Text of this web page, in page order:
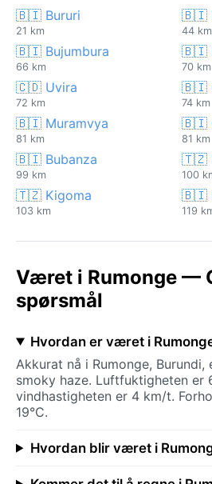
🇧🇮 Bururi
21 km
🇧🇮
44 km
🇧🇮 Bujumbura
66 km
🇧🇮
70 km
🇨🇩 Uvira
72 km
🇧🇮
74 km
🇧🇮 Muramvya
81 km
🇧🇮
81 km
🇧🇮 Bubanza
99 km
🇹🇿
100
🇹🇿 Kigoma
103 km
🇧🇮
119
Været i Rumonge —
spørsmål
Hvordan er været i
Akkurat nå i Rumonge, Burundi,
smoky haze. Luftfuktigheten er
vindhastigheten er 4 km/t.
19°C.
Hvordan blir været i